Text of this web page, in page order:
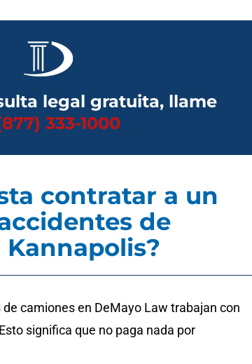
legal gratuita, llame
333-1000
contratar a un
de
camiones en DeMayo Law trabajan con
significa que no paga nada por